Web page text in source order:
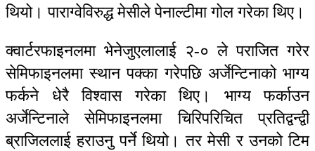
थियो। पाराग्वेविरुद्ध मेसीले पेनाल्टीमा गोल गरेका थिए।
क्वार्टरफाइनलमा भेनेजुएलालाई २-० ले पराजित गरेर
सेमिफाइनलमा स्थान पक्का गरेपछि अर्जेन्टिनाको भाग्य
फर्कने धेरै विश्वास गरेका थिए। भाग्य फर्काउन
अर्जेन्टिनाले सेमिफाइनलमा चिरिपरिचित प्रतिद्वन्द्वी
ब्राजिललाई हराउनु पर्ने थियो। तर मेसी र उनको टिम